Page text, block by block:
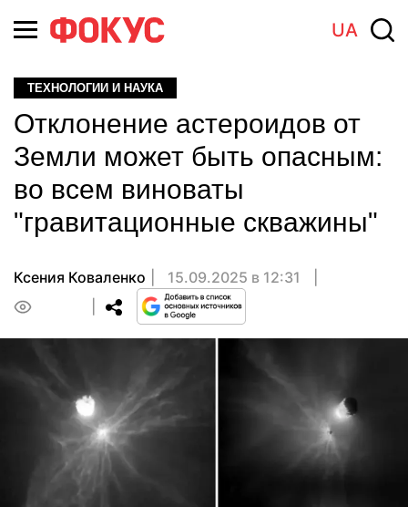
UA
ТЕХНОЛОГИИ И НАУКА
Отклонение астероидов от
Земли может быть опасным:
во всем виноваты
"гравитационные скважины"
Ксения Коваленко
15.09.2025 в 12:31